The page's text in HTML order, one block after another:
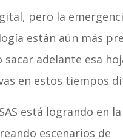
pero la
están aún más
adelante esa
en estos tiempos
está logrando en
escenarios de